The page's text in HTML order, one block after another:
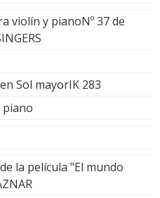
violín y pianoNº 37 de
Sol mayorIK 283
piano
la película "El mundo